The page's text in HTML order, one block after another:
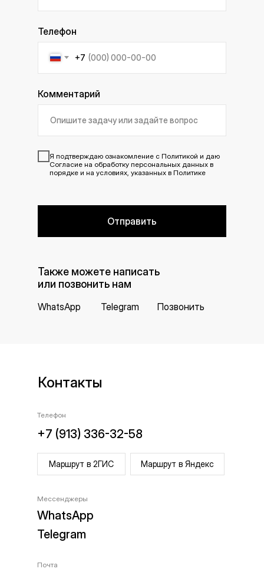
Телефон
+7
Комментарий
Я подтверждаю ознакомление с Политикой и даю
Согласие на обработку персональных данных в
порядке и на условиях, указанных в Политике
Отправить
Позвонить
Telegram
WhatsApp
Также можете написать
или позвонить нам
Контакты
Мессенджеры
WhatsApp
Telegram
Телефон
+7 (913) 336-32-58
Почта
Маршрут в 2ГИС Маршрут в Яндекс